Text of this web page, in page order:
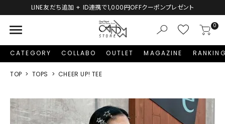
LINE友だち追加 + ID連携で1,000円OFFクーポンプレゼント
menu 0
CATEGORY COLLABO OUTLET MAGAZINE
TOP TOPS CHEER UP! TEE